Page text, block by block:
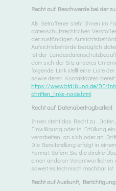
Recht auf Beschwerde bei der
Als Betroffener steht Ihnen im
datenschutzrechtlichen
der zuständigen
Aufsichtsbehörde bezüglich
ist der
dem sich der Sitz unseres
folgende Link stellt eine Liste
sowie deren Kontaktdaten bereit:
https://www.bfdi.bund.de/DE/
chriften_links-node.html
Recht auf Datenübertragbarkeit
Ihnen steht das Recht zu,
Einwilligung oder in Erfüllung
verarbeiten, an sich oder an
Die Bereitstellung erfolgt in
Format. Sofern Sie die direkte
einen anderen Verantwortlichen
soweit es technisch machbar ist.
Recht auf Auskunft,